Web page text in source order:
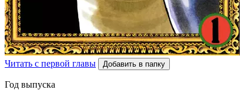
Читать с первой главы Добавить в папку
Год выпуска